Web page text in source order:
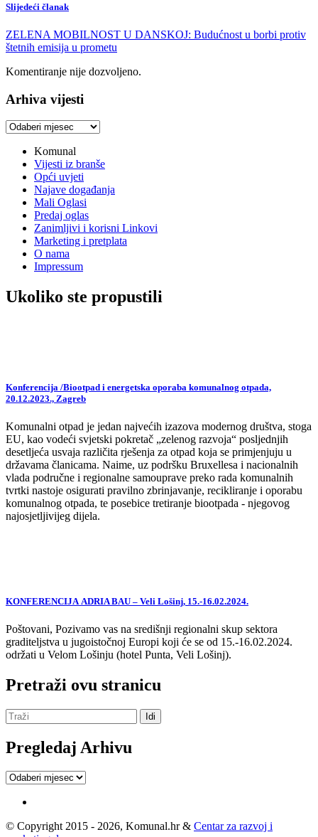
Slijedeći članak
ZELENA MOBILNOST U DANSKOJ: Budućnost u borbi protiv
štetnih emisija u prometu
Komentiranje nije dozvoljeno.
Arhiva vijesti
Arhiva
Komunal
Vijesti iz branše
Opći uvjeti
Najave događanja
Mali Oglasi
Predaj oglas
Zanimljivi i korisni Linkovi
Marketing i pretplata
O nama
Impressum
Ukoliko ste propustili
Konferencija /Biootpad i energetska oporaba komunalnog otpada,
20.12.2023., Zagreb
Komunalni otpad je jedan najvećih izazova modernog društva, stoga
EU, kao vodeći svjetski pokretač „zelenog razvoja“ posljednjih
desetljeća usvaja različita rješenja za otpad koja se primjenjuju u
državama članicama. Naime, uz podršku Bruxellesa i nacionalnih
vlada područne i regionalne samouprave preko rada komunalnih
tvrtki nastoje osigurati pravilno zbrinjavanje, recikliranje i oporabu
komunalnog otpada, te posebice tretiranje biootpada - njegovog
najosjetljivijeg dijela.
KONFERENCIJA ADRIA BAU – Veli Lošinj, 15.-16.02.2024.
Poštovani, Pozivamo vas na središnji regionalni skup sektora
graditeljstva u jugoistočnoj Europi koji će se od 15.-16.02.2024.
održati u Velom Lošinju (hotel Punta, Veli Lošinj).
Pretraži ovu stranicu
Pregledaj Arhivu
Pregledaj
© Copyright 2015 - 2026, Komunal.hr & Centar za razvoj i